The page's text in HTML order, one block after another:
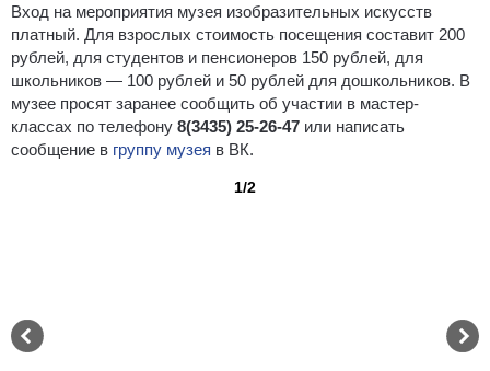
Вход на мероприятия музея изобразительных искусств
платный. Для взрослых стоимость посещения составит 200
рублей, для студентов и пенсионеров 150 рублей, для
школьников — 100 рублей и 50 рублей для дошкольников. В
музее просят заранее сообщить об участии в мастер-
классах по телефону 8(3435) 25-26-47 или написать
сообщение в группу музея в ВК.
1/2